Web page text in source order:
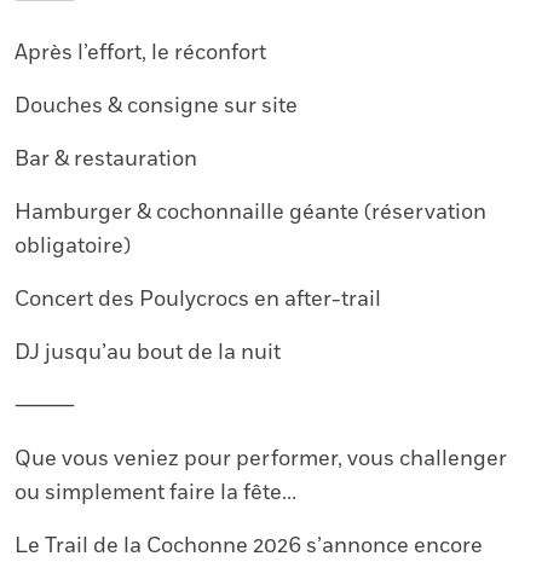
Après l’effort, le réconfort
Douches & consigne sur site
Bar & restauration
Hamburger & cochonnaille géante (réservation
obligatoire)
Concert des Poulycrocs en after-trail
DJ jusqu’au bout de la nuit
⸻
Que vous veniez pour performer, vous challenger
ou simplement faire la fête…
Le Trail de la Cochonne 2026 s’annonce encore